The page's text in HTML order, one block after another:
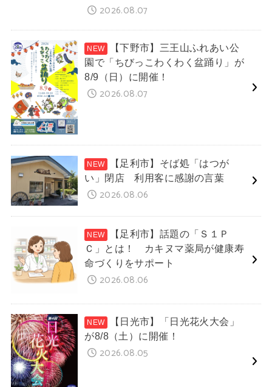
2026.08.07
【下野市】三王山ふれあい公
園で「ちびっこわくわく盆踊り」が
8/9（日）に開催！
2026.08.07
【足利市】そば処「はつが
い」閉店 利用客に感謝の言葉
2026.08.06
【足利市】話題の「Ｓ１Ｐ
Ｃ」とは！ カキヌマ薬局が健康寿
命づくりをサポート
2026.08.06
【日光市】「日光花火大会」
が8/8（土）に開催！
2026.08.05